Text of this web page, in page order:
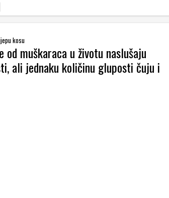
kosu
od muškaraca u životu naslušaju
ali jednaku količinu gluposti čuju i